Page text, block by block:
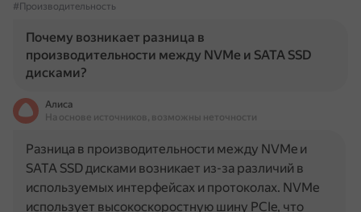
#Производительность
Почему возникает разница в
производительности между NVMe и SATA SSD
дисками?
Алиса
На основе источников, возможны неточности
Разница в производительности между NVMe и
SATA SSD дисками возникает из-за различий в
используемых интерфейсах и протоколах. NVMe
использует высокоскоростную шину PCIe, что